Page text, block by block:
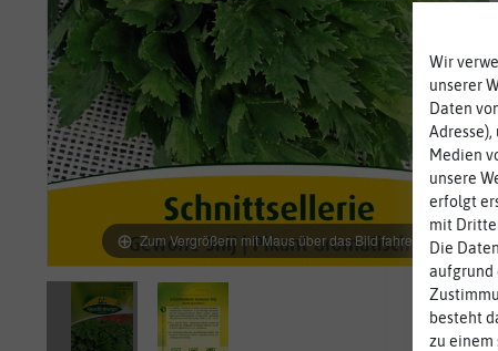
Zum Vergrößern mit Maus über das Bild fahren
Wir
unserer
Daten
Medien
unsere
erfolgt
mit
Die
aufgrund
besteht
zu einem